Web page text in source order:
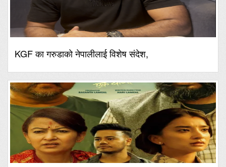
KGF का गरुडाको नेपालीलाई विशेष संदेश,